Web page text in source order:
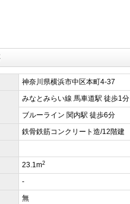
神奈川県横浜市中区本町4-37
みなとみらい線 馬車道駅 徒歩1分
ブルーライン 関内駅 徒歩6分
鉄骨鉄筋コンクリート造/12階建
23.1m2
-
無